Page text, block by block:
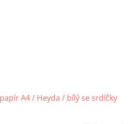
A4 / Heyda / bílý se srdíčky